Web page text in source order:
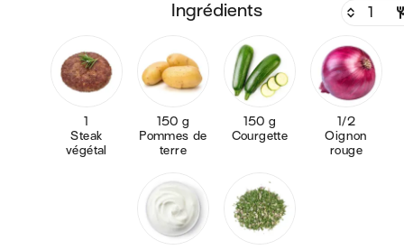
ingrédients
1
Steak
végétal
150 g
Pommes de
terre
150 g
Courgette
1/2
Oignon
rouge